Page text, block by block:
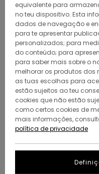
equivalente para
no teu dispositivo. Esta
dados de navegação e
para te apresentar
personalizados; para
do conteúdo; para
para saber mais sobre o
melhorar os produtos dos
as tuas escolhas para
estão sujeitos ao teu
cookies que não estão
como certos cookies de
mais informações,
política de privacidade